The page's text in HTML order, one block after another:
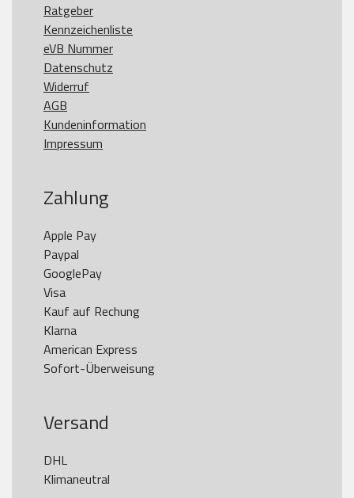
Ratgeber
Kennzeichenliste
eVB Nummer
Datenschutz
Widerruf
AGB
Kundeninformation
Impressum
Zahlung
Apple Pay
Paypal
GooglePay
Visa
Kauf auf Rechung
Klarna
American Express
Versand
DHL
Klimaneutral